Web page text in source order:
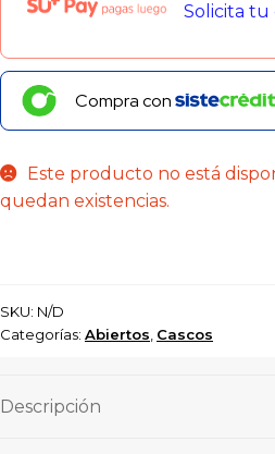
Solicita
Compra con
Este producto no está
quedan existencias.
SKU: N/D
Categorías: Abiertos Cascos
Descripción